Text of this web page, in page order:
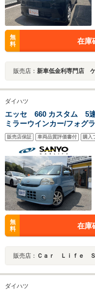
無
料
在庫
販売店： 新車低金利専門店
ダイハツ
エッセ 660 カスタム 5速
ミラーウインカー/フォグ
販売店保証 車両品質評価書付 購入
無
料
在庫
販売店： Ｃａｒ Ｌｉｆｅ Ｓ
ダイハツ